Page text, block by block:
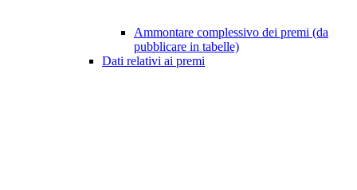
Ammontare complessivo dei premi (da
pubblicare in tabelle)
Dati relativi ai premi